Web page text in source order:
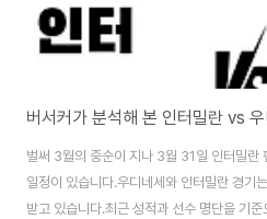
버서커가 분석해 본 인터밀란 vs
벌써 3월의 중순이 지나 3월 31일 인터밀란
일정이 있습니다.우디네세와 인터밀란 경기
받고 있습니다.최근 성적과 선수 명단을 기